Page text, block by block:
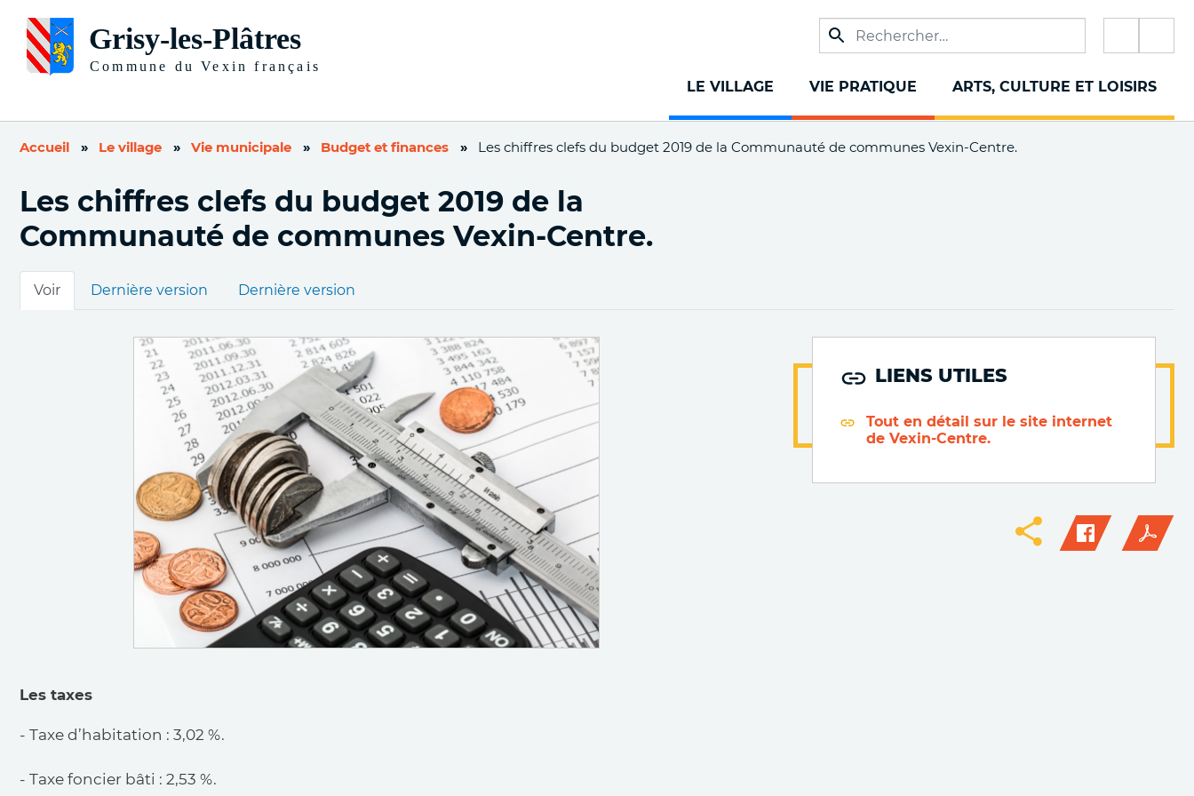
LE VILLAGE VIE PRATIQUE ARTS, CULTURE ET LOISIRS
Accueil Le village Vie municipale Budget et finances Les chiffres clefs du budget 2019 de la Communauté de communes Vexin-Centre.
Les chiffres clefs du budget 2019 de la
Communauté de communes Vexin-Centre.
Onglets
Voir Dernière version Dernière version
Les taxes
- Taxe d’habitation : 3,02 %.
- Taxe foncier bâti : 2,53 %.
LIENS UTILES
Tout en détail sur le site internet
de Vexin-Centre.